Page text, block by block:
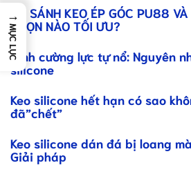
SO SÁNH KEO ÉP GÓC PU88
CHỌN NÀO TỐI ƯU?
Kính cường lực tự nổ: Nguyên
silicone
Keo silicone hết hạn có sao
đã”chết”
Keo silicone dán đá bị loang
Giải pháp
→
MỤC LỤC